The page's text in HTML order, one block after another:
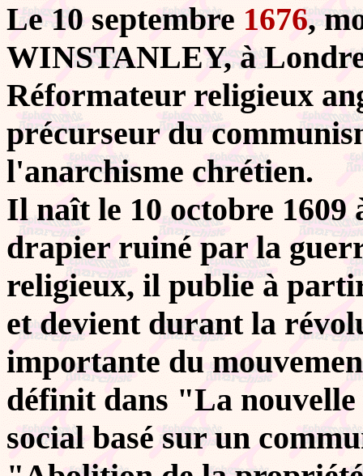
Le 10 septembre 1676,
WINSTANLEY, à
Réformateur religieux
précurseur du
l'anarchisme chrétien.
Il naît le 10 octobre 1609
drapier ruiné par la
religieux, il publie à
et devient durant la
importante du
définit dans "La
social basé sur un